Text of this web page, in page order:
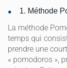
1. Méthode
La méthode
temps qui
prendre une
« pomodoros »,